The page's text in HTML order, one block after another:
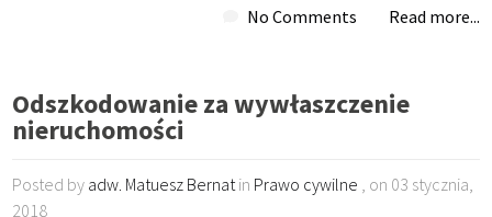
No Comments Read more...
Odszkodowanie za wywłaszczenie
nieruchomości
Posted by adw. Matuesz Bernatin Prawo cywilne , on 03 stycznia,
2018